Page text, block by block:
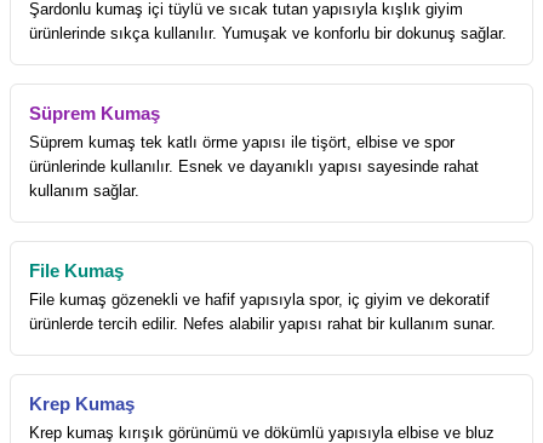
Şardonlu kumaş içi tüylü ve sıcak tutan yapısıyla kışlık giyim
ürünlerinde sıkça kullanılır. Yumuşak ve konforlu bir dokunuş sağlar.
Süprem Kumaş
Süprem kumaş tek katlı örme yapısı ile tişört, elbise ve spor
ürünlerinde kullanılır. Esnek ve dayanıklı yapısı sayesinde rahat
kullanım sağlar.
File Kumaş
File kumaş gözenekli ve hafif yapısıyla spor, iç giyim ve dekoratif
ürünlerde tercih edilir. Nefes alabilir yapısı rahat bir kullanım sunar.
Krep Kumaş
Krep kumaş kırışık görünümü ve dökümlü yapısıyla elbise ve bluz